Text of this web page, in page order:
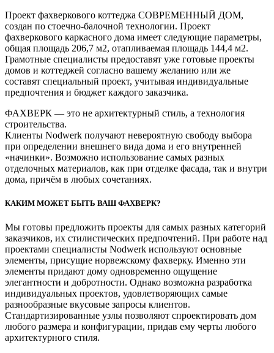
Проект фахверкового коттеджа СОВРЕМЕННЫЙ ДОМ,
создан по стоечно-балочной технологии. Проект
фахверкового каркасного дома имеет следующие параметры,
общая площадь 206,7 м2, отапливаемая площадь 144,4 м2.
Грамотные специалисты предоставят уже готовые проекты
домов и коттеджей согласно вашему желанию или же
составят специальный проект, учитывая индивидуальные
предпочтения и бюджет каждого заказчика.
ФАХВЕРК — это не архитектурный стиль, а технология
строительства.
Клиенты Nodwerk получают невероятную свободу выбора
при определении внешнего вида дома и его внутренней
«начинки». Возможно использование самых разных
отделочных материалов, как при отделке фасада, так и внутри
дома, причём в любых сочетаниях.
КАКИМ МОЖЕТ БЫТЬ ВАШ ФАХВЕРК?
Мы готовы предложить проекты для самых разных категорий
заказчиков, их стилистических предпочтений. При работе над
проектами специалисты Nodwerk используют основные
элементы, присущие норвежскому фахверку. Именно эти
элементы придают дому одновременно ощущение
элегантности и добротности. Однако возможна разработка
индивидуальных проектов, удовлетворяющих самые
разнообразные вкусовые запросы клиентов.
Стандартизированные узлы позволяют спроектировать дом
любого размера и конфигурации, придав ему черты любого
архитектурного стиля.